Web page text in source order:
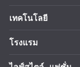
เทคโนโลยี
โรงแรม